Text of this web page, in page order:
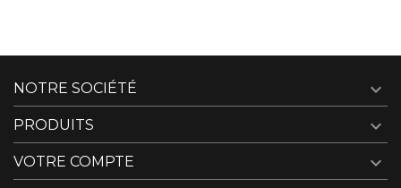
NOTRE SOCIÉTÉ 
PRODUITS 
VOTRE COMPTE 